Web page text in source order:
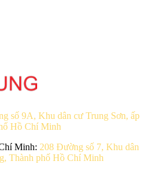
số 9A, Khu dân cư Trung Sơn, ấp
Hồ Chí Minh
Minh: 208 Đường số 7, Khu dân
Thành phố Hồ Chí Minh